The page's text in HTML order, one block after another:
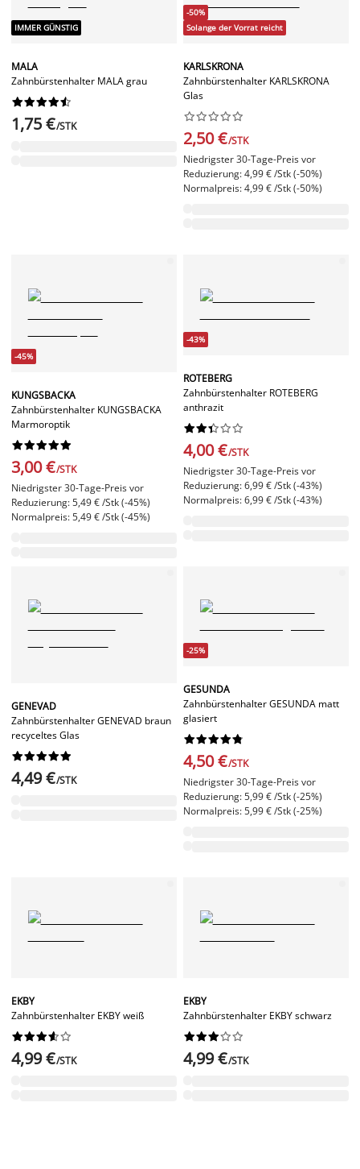
IMMER GÜNSTIG
MALA
Zahnbürstenhalter MALA grau






1,75 €/STK
-50%
Solange der Vorrat reicht
KARLSKRONA
Zahnbürstenhalter KARLSKRONA
Glas






2,50 €/STK
Niedrigster 30-Tage-Preis vor
Reduzierung: 4,99 € /Stk (-50%)
Normalpreis: 4,99 € /Stk (-50%)
-45%
KUNGSBACKA
Zahnbürstenhalter KUNGSBACKA
Marmoroptik






3,00 €/STK
Niedrigster 30-Tage-Preis vor
Reduzierung: 5,49 € /Stk (-45%)
Normalpreis: 5,49 € /Stk (-45%)
-43%
ROTEBERG
Zahnbürstenhalter ROTEBERG
anthrazit






4,00 €/STK
Niedrigster 30-Tage-Preis vor
Reduzierung: 6,99 € /Stk (-43%)
Normalpreis: 6,99 € /Stk (-43%)
GENEVAD
Zahnbürstenhalter GENEVAD braun
recyceltes Glas






4,49 €/STK
-25%
GESUNDA
Zahnbürstenhalter GESUNDA matt
glasiert






4,50 €/STK
Niedrigster 30-Tage-Preis vor
Reduzierung: 5,99 € /Stk (-25%)
Normalpreis: 5,99 € /Stk (-25%)
EKBY
Zahnbürstenhalter EKBY weiß






4,99 €/STK
EKBY
Zahnbürstenhalter EKBY schwarz






4,99 €/STK